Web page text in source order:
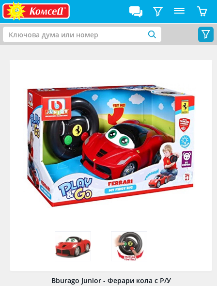
Bburago Junior - Ферари кола с Р/У